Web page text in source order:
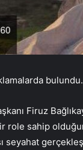
bulundu.
Firuz
role sahip
seyahat